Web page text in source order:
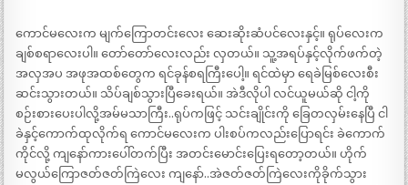
ကောင်မလေးက မျက်ကြောတင်းလေး ဆေးဆိုးဆံပင်လေးနှင့်။ ရုပ်လေးက
ချစ်စရာလေးပါ။ တော်တော်လေးလည်း လှတယ်။ သူ့အရပ်နှင့်လိုက်ဖက်တဲ့
အလှအပ အဖုအထစ်တွေက ရင်ခုန်စရကြီးပေါ့။ ရင်ထဲမှာ ရေခဲမြစ်လေးစီး
ဆင်းသွားတယ်။ သိပ်ချစ်သွားပြီခေးရယ်။ အဲဒီလိုပါ လင်ယူမယ်ဆို ငါ့ကို
စဉ်းစားပေးပါလို့အမ်မသာကြီး..ရုပ်ကဖြင့် သင်းချိုင်းကို ခြေတလှမ်းနေပြီ ငါ
ခဲနှင့်ကောက်ထုလိုက်ရ ကောင်မလေးက ပါးစပ်ကလည်းပြောရင်း ခဲကောက်
ကိုင်လို့ ကျနော်ကားပေါ်တက်ပြီး အတင်းမောင်းပြေးရတော့တယ်။ ဟိုက်
မလွယ်ကြောဇတ်ဇတ်ကြဲလေး ကျနော်..အဲဇတ်ဇတ်ကြဲလေးကိုခိုက်သွား